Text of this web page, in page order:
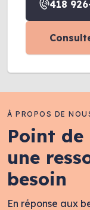
418
À PROPOS DE
Point de
une
besoin
En réponse aux